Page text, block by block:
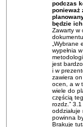
podczas
ponieważ
będzie ich
Zawarty w
„Wybrane
wypełnia
jest
i w
zawiera
ocen, a w
wiele do
częścią
rozdz.”
powinna
Brakuje